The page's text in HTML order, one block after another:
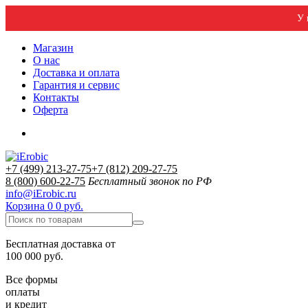
У
Магазин
О нас
Доставка и оплата
Гарантия и сервис
Контакты
Оферта
+7 (499) 213-27-75+7 (812) 209-27-75
8 (800) 600-22-75 Бесплатный звонок по РФ
info@iErobic.ru
Корзина 0 0 руб.
Бесплатная доставка от
100 000 руб.
Все формы
оплаты
и кредит